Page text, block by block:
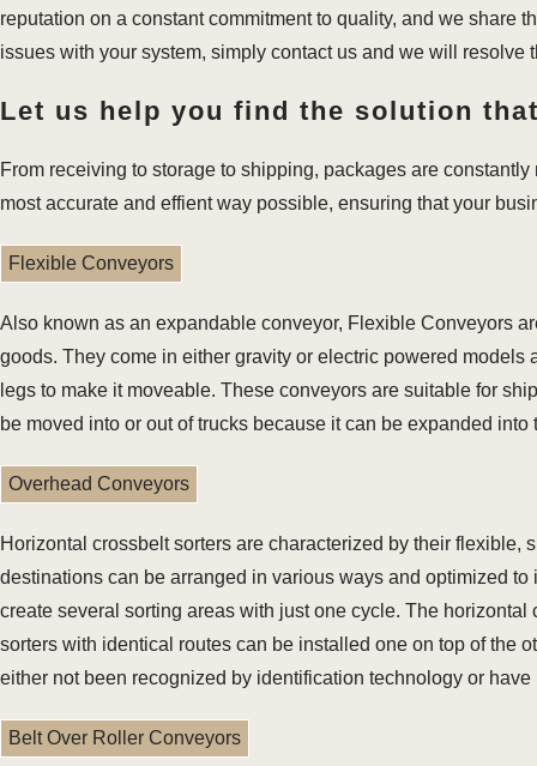
reputation on a constant commitment to quality, and we share
issues with your system, simply contact us and we will
Let us help you find the solution
From receiving to storage to shipping, packages are
most accurate and effient way possible, ensuring that your
Flexible Conveyors
Also known as an expandable conveyor, Flexible Conveyors
goods. They come in either gravity or electric powered
legs to make it moveable. These conveyors are suitable for
be moved into or out of trucks because it can be expanded into
Overhead Conveyors
Horizontal crossbelt sorters are characterized by their
destinations can be arranged in various ways and optimized
create several sorting areas with just one cycle. The
sorters with identical routes can be installed one on top of the
either not been recognized by identification technology or
Belt Over Roller Conveyors